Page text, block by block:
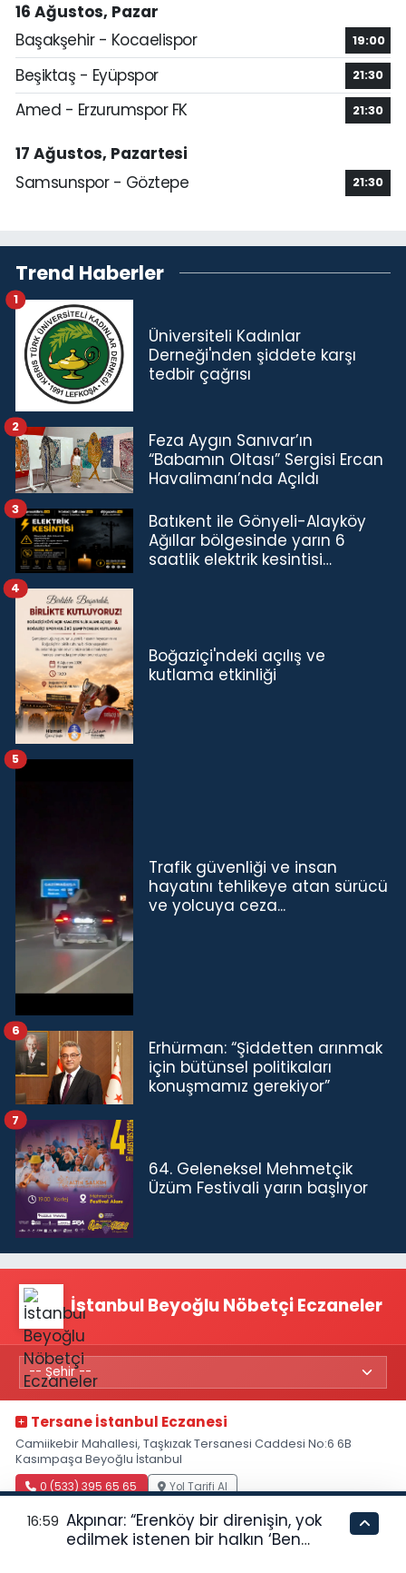
16 Ağustos, Pazar
Başakşehir - Kocaelispor
19:00
Beşiktaş - Eyüpspor 21:30
Amed - Erzurumspor FK 21:30
17 Ağustos, Pazartesi
Samsunspor - Göztepe
21:30
Trend Haberler
Üniversiteli Kadınlar
Derneği'nden şiddete karşı
tedbir çağrısı
1
Feza Aygın Sanıvar’ın
“Babamın Oltası” Sergisi Ercan
Havalimanı’nda Açıldı
2
Batıkent ile Gönyeli-Alayköy
Ağıllar bölgesinde yarın 6
saatlik elektrik kesintisi…
3
Boğaziçi'ndeki açılış ve
kutlama etkinliği
4
Trafik güvenliği ve insan
hayatını tehlikeye atan sürücü
ve yolcuya ceza...
5
Erhürman: “Şiddetten arınmak
için bütünsel politikaları
konuşmamız gerekiyor”
6
64. Geleneksel Mehmetçik
Üzüm Festivali yarın başlıyor
7
İstanbul Beyoğlu Nöbetçi Eczaneler
Tersane İstanbul Eczanesi
Camiikebir Mahallesi, Taşkızak Tersanesi Caddesi No:6 6B
Kasımpaşa Beyoğlu İstanbul
0 (533) 395 65 65 Yol Tarifi Al
Güneş Eczanesi
16:59 Akpınar: “Erenköy bir direnişin, yok
edilmek istenen bir halkın ‘Ben